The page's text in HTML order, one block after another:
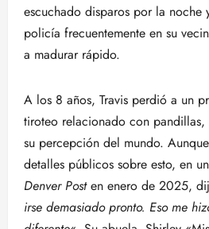
escuchado disparos por la noche
policía frecuentemente en su
a madurar rápido.
A los 8 años, Travis perdió a un
tiroteo relacionado con
su percepción del mundo.
detalles públicos sobre esto, en
Denver Posten enero de 2025,
irse demasiado pronto. Eso me